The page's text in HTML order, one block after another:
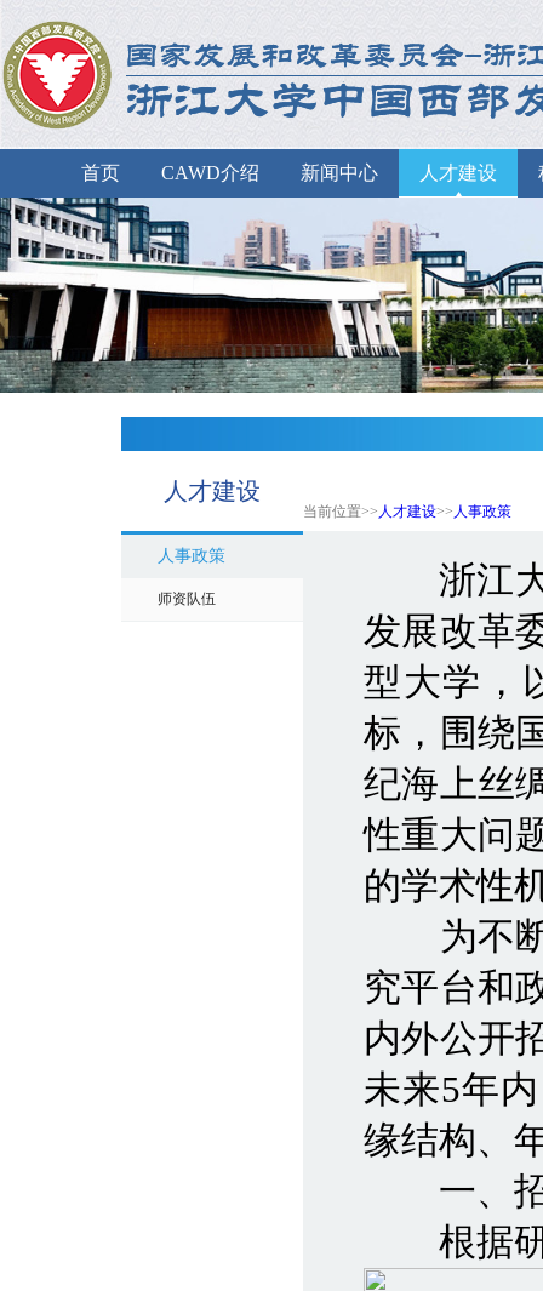
首页 CAWD介绍 新闻中心 人才建设
人才建设
当前位置>> 人才建设>> 人事政策
人事政策
师资队伍
浙江大
发展改革
型大学，
标，围绕
纪海上丝
性重大问
的学术性
为不断
究平台和
内外公开
未来5年
缘结构、
一、招
根据研